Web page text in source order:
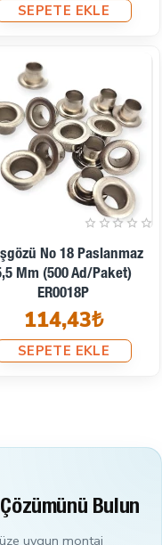
SEPETE EKLE
No 18 Paslanmaz
Mm (500 Ad/Paket)
ER0018P
114,43₺
SEPETE EKLE
Bulun
uygun montaj